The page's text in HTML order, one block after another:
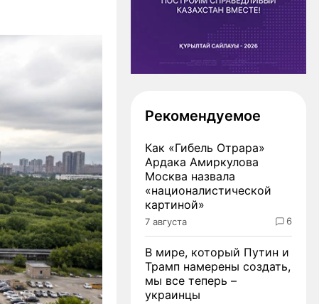
Рекомендуемое
Как «Гибель Отрара»
Ардака Амиркулова
Москва назвала
«националистической
картиной»
7 августа 6
В мире, который Путин и
Трамп намерены создать,
мы все теперь –
украинцы